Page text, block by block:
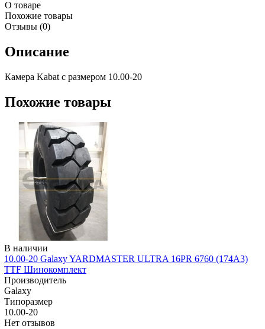
О товаре
Похожие товары
Отзывы (0)
Описание
Камера Kabat с размером 10.00-20
Похожие товары
В наличии
10.00-20 Galaxy YARDMASTER ULTRA 16PR 6760 (174A3)
TTF Шинокомплект
Производитель
Galaxy
Типоразмер
10.00-20
Нет отзывов